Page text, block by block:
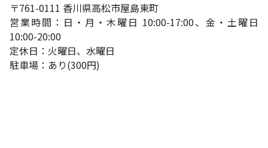
〒761-0111 香川県高松市屋島東町
営業時間：日・月・木曜日 10:00-17:00、金・土曜日
10:00-20:00
定休日：火曜日、水曜日
駐車場：あり(300円)